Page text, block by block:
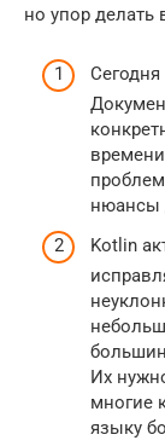
но упор делать
нюансы
Kotlin
Их
многие
языку